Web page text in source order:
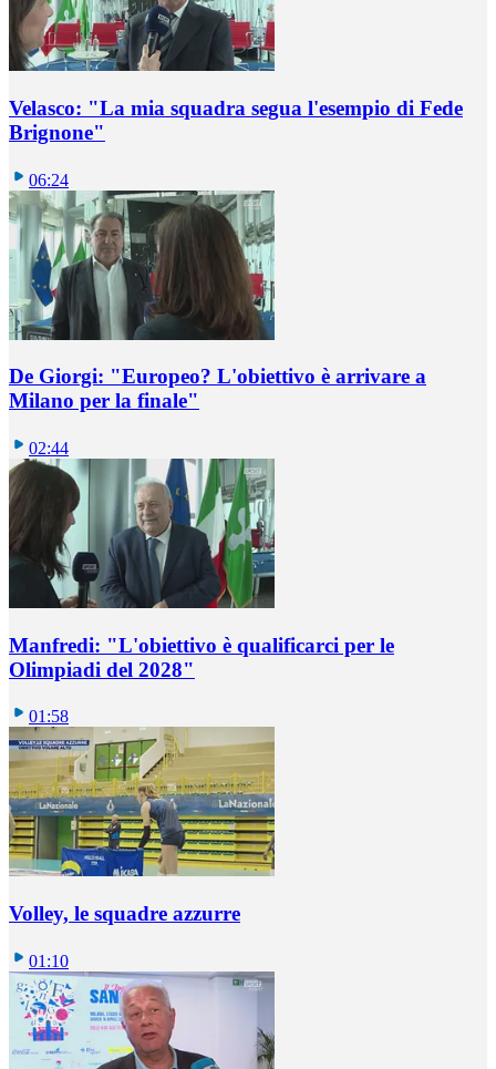
Velasco: "La mia squadra segua l'esempio di Fede
Brignone"
06:24
De Giorgi: "Europeo? L'obiettivo è arrivare a
Milano per la finale"
02:44
Manfredi: "L'obiettivo è qualificarci per le
Olimpiadi del 2028"
01:58
Volley, le squadre azzurre
01:10